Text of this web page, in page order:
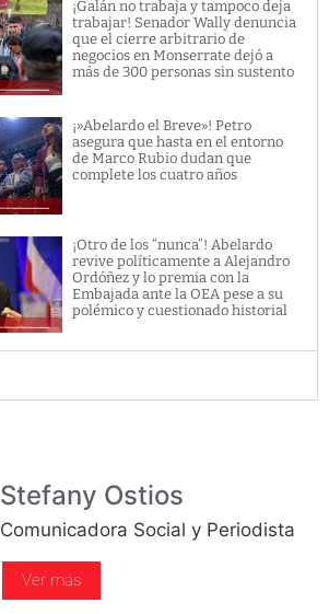
¡Galán no trabaja y tampoco deja
trabajar! Senador Wally denuncia
que el cierre arbitrario de
negocios en Monserrate dejó a
más de 300 personas sin sustento
¡»Abelardo el Breve»! Petro
asegura que hasta en el entorno
de Marco Rubio dudan que
complete los cuatro años
¡Otro de los “nunca”! Abelardo
revive políticamente a Alejandro
Ordóñez y lo premia con la
Embajada ante la OEA pese a su
polémico y cuestionado historial
Stefany Ostios
Comunicadora Social y Periodista
Ver más